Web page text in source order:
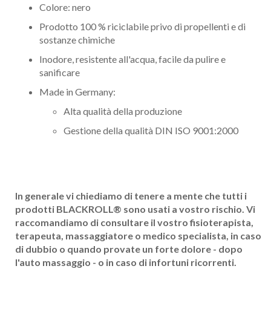
Colore: nero
Prodotto 100 % riciclabile privo di propellenti e di
sostanze chimiche
Inodore, resistente all'acqua, facile da pulire e
sanificare
Made in Germany:
Alta qualità della produzione
Gestione della qualità DIN ISO 9001:2000
In generale vi chiediamo di tenere a mente che tutti i
prodotti BLACKROLL ® sono usati a vostro rischio. Vi
raccomandiamo di consultare il vostro fisioterapista,
terapeuta, massaggiatore o medico specialista, in caso
di dubbio o quando provate un forte dolore - dopo
l'auto massaggio - o in caso di infortuni ricorrenti.